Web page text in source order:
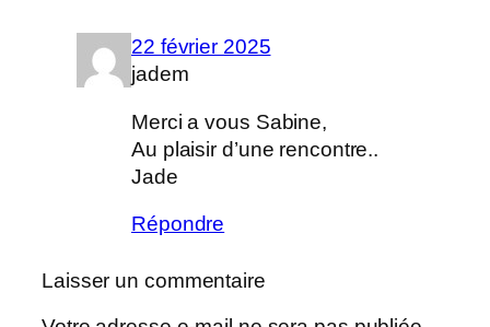
22 février 2025
jadem
Merci a vous Sabine,
Au plaisir d’une rencontre..
Jade
Répondre
Laisser un commentaire